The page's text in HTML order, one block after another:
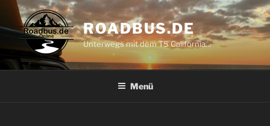
Zum
Inhalt
springen
ROADBUS.DE
Unterwegs mit dem T5 California…
Menü